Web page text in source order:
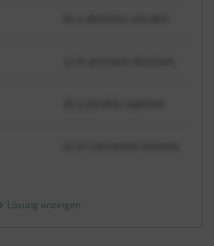
Lösung anzeigen